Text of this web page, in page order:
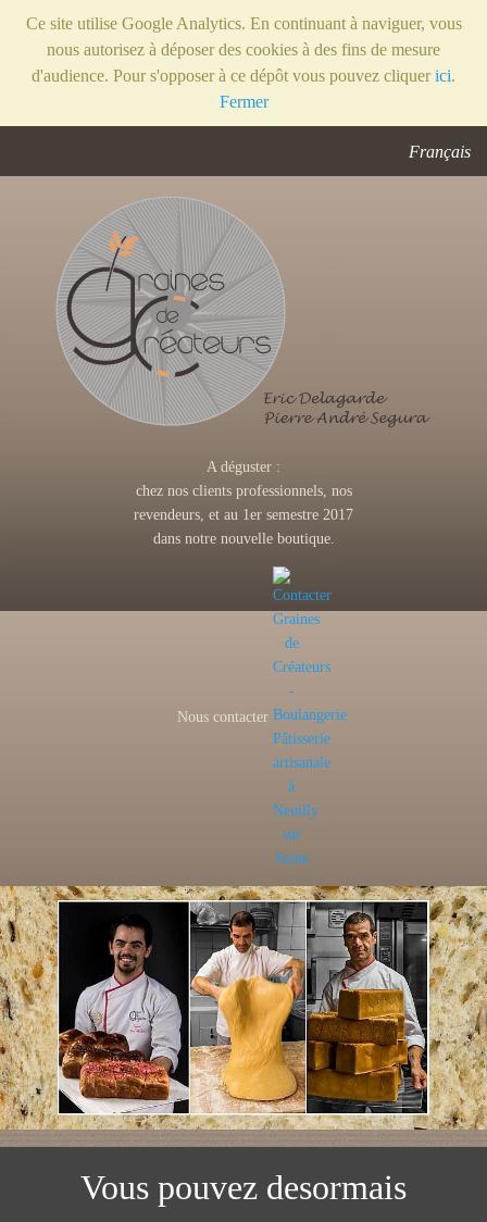
Ce site utilise Google Analytics. En continuant à naviguer, vous
nous autorisez à déposer des cookies à des fins de mesure
d'audience. Pour s'opposer à ce dépôt vous pouvez cliquerici.
Fermer
Français
A déguster :
chez nos clients professionnels, nos
revendeurs, et au 1er semestre 2017
dans notre nouvelle boutique.
Nous contacter
Vous pouvez desormais